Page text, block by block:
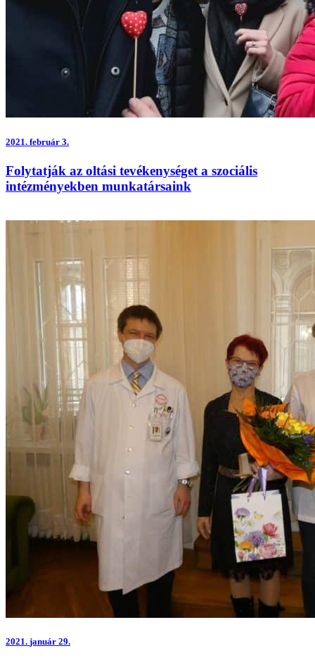
2021. február 3.
Folytatják az oltási tevékenységet a szociális
intézményekben munkatársaink
2021. január 29.